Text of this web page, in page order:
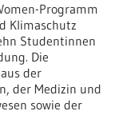
Programm
Klimaschutz
Studentinnen
Die
der
der Medizin und
sowie der